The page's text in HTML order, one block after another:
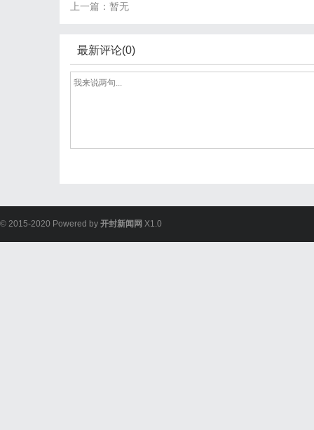
上一篇：暂无
最新评论(0)
© 2015-2020 Powered by 开封新闻网 X1.0